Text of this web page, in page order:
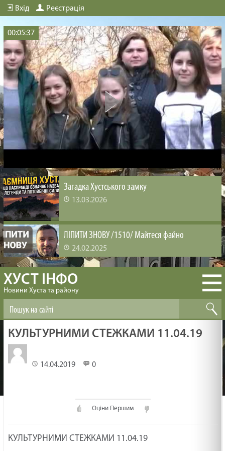
Вхід Реєстрація
00:05:37
Загадка Хустського замку
13.03.2026
ЛІПИТИ ЗНОВУ /1510/ Майтеся файно
24.02.2025
ВИРОЩУВАННЯ ЛЮДЕЙ /1509/ Майтеся файно
БІБЛІЯ ЗМІНЮЄ /1508/ Майтеся файно
файно
ХУСТ ІНФО
Новини Хуста та району
КУЛЬТУРНИМИ СТЕЖКАМИ 11.04.19
14.04.2019 0
Оціни Першим
КУЛЬТУРНИМИ СТЕЖКАМИ 11.04.19